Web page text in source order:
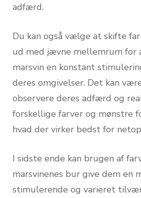
adfærd.
Du kan også vælge at skifte
ud med jævne mellemrum for
marsvin en konstant
deres omgivelser. Det kan
observere deres adfærd og
forskellige farver og mønstre
hvad der virker bedst for
I sidste ende kan brugen af
marsvinenes bur give dem en
stimulerende og varieret